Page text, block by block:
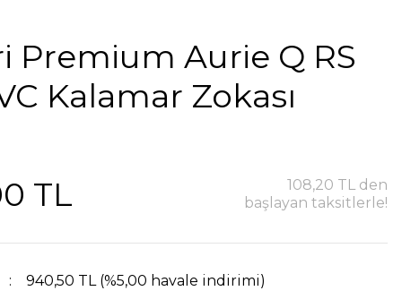
Premium Aurie Q RS
Kalamar Zokası
TL
108,20 TL den
başlayan taksitlerle!
940,50 TL (%5,00 havale indirimi)